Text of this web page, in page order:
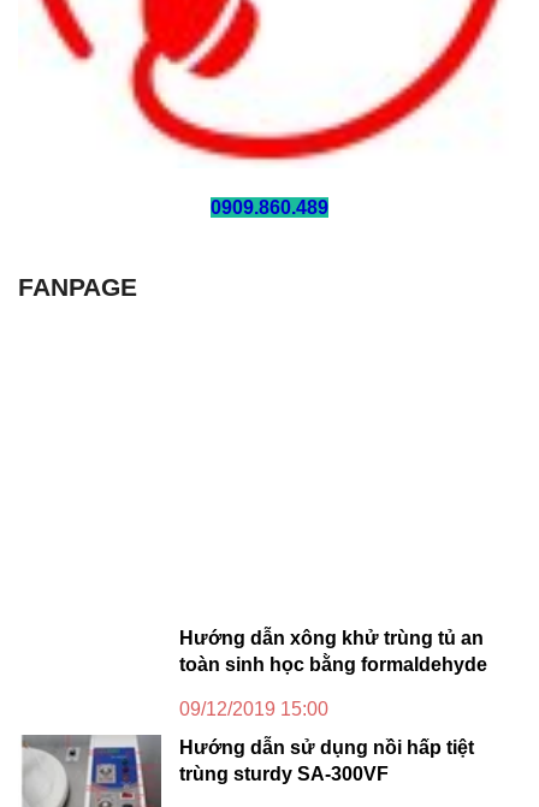
0909.860.489
FANPAGE
Hướng dẫn xông khử trùng tủ an
toàn sinh học bằng formaldehyde
09/12/2019 15:00
Hướng dẫn sử dụng nồi hấp tiệt
trùng sturdy SA-300VF